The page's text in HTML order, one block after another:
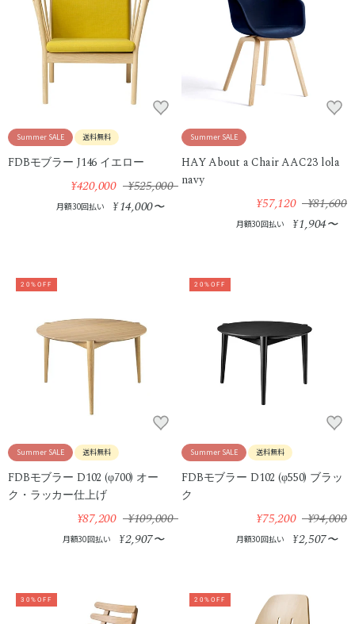
Summer SALE 送料無料
FDBモブラー J146 イエロー
¥420,000 ¥525,000
月額30回払い ¥14,000〜
Summer SALE
HAY About a Chair AAC23 lola
navy
¥57,120 ¥81,600
月額30回払い ¥1,904〜
20%OFF
Summer SALE 送料無料
FDBモブラー D102 (φ700) オー
ク・ラッカー仕上げ
¥87,200 ¥109,000
月額30回払い ¥2,907〜
20%OFF
Summer SALE 送料無料
FDBモブラー D102 (φ550) ブラッ
ク
¥75,200 ¥94,000
月額30回払い ¥2,507〜
30%OFF 20%OFF